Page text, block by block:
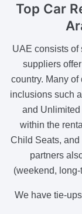
Top Car
UAE consists of
suppliers
country. Many
inclusions such
and
within the
Child Seats, and
partners
(weekend,
We have tie-